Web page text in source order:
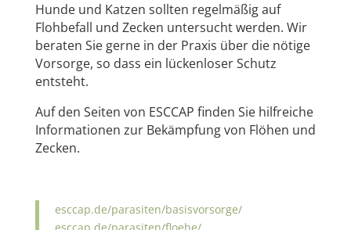
Hunde und Katzen sollten regelmäßig auf
Flohbefall und Zecken untersucht werden. Wir
beraten Sie gerne in der Praxis über die nötige
Vorsorge, so dass ein lückenloser Schutz
entsteht.
Auf den Seiten von ESCCAP finden Sie hilfreiche
Informationen zur Bekämpfung von Flöhen und
Zecken.
esccap.de/parasiten/basisvorsorge/